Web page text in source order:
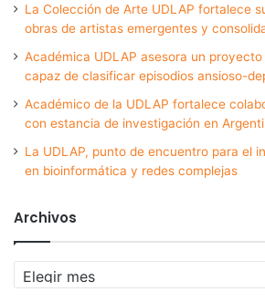
La Colección de Arte UDLAP fortalece
obras de artistas emergentes y
Académica UDLAP asesora un
capaz de clasificar episodios ansioso-
Académico de la UDLAP fortalece
con estancia de investigación en
La UDLAP, punto de encuentro para el
en bioinformática y redes complejas
Archivos
Archivos